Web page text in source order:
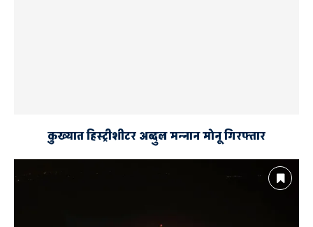
कुख्यात हिस्ट्रीशीटर अब्दुल मन्नान मोनू गिरफ्तार